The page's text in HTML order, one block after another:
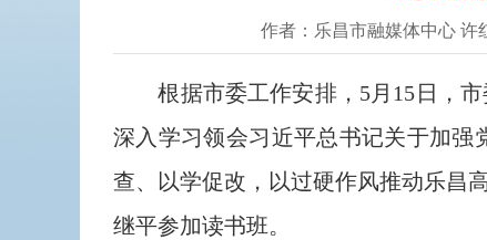
作者：乐昌市融媒体中心 许
根据市委工作安排，5月15日，市
深入学习领会习近平总书记关于加强
查、以学促改，以过硬作风推动乐昌
继平参加读书班。